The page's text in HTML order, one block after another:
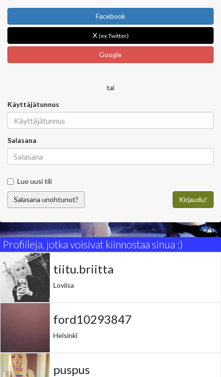
Facebook
X (ex Twitter)
Google
tai
Käyttäjätunnus
Salasana
Luo uusi tili
Salasana unohtunut? Kirjaudu!
Profiileja, jotka voisivat kiinnostaa sinua :)
tiitu.briitta
Loviisa
ford10293847
Helsinki
puspus